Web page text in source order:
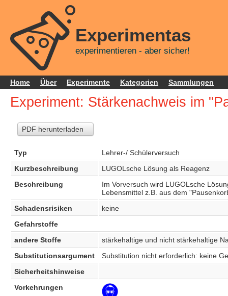
Experimentas
experimentieren - aber sicher!
Home Über Experimente Kategorien Sammlungen
Experiment: Stärkenachweis im
PDF herunterladen
Typ
Lehrer-/ Schülerversuch
Kurzbeschreibung
LUGOLsche Lösung als Reagenz
Beschreibung
Im Vorversuch wird LUGOLsche
Lebensmittel z.B. aus dem
Schadensrisiken
keine
Gefahrstoffe
andere Stoffe
stärkehaltige und nicht stärkehaltige
Substitutionsargument
Substitution nicht erforderlich: keine
Sicherheitshinweise
Vorkehrungen